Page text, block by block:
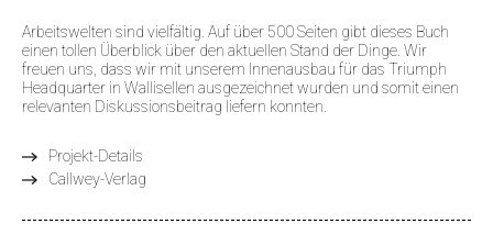
Arbeitswelten sind vielfältig. Auf über 500 Seiten gibt dieses Buch
einen tollen Überblick über den aktuellen Stand der Dinge. Wir
freuen uns, dass wir mit unserem Innenausbau für das Triumph
Headquarter in Wallisellen ausgezeichnet wurden und somit einen
relevanten Diskussionsbeitrag liefern konnten.
Projekt-Details
Callwey-Verlag